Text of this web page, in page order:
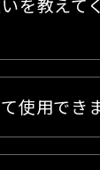
を教えて
使用でき